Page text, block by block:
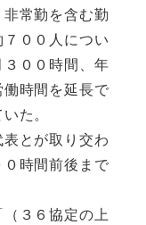
非常勤を含む勤
００人につい
００時間、年
時間を延長で
た。
とが取り交わ
時間前後まで
３６協定の上